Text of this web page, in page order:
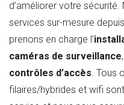
d’améliorer votre
services sur-mesure
prenons en charge l’
caméras de surveillance
contrôles d’accès. Tous
filaires/hybrides et wifi